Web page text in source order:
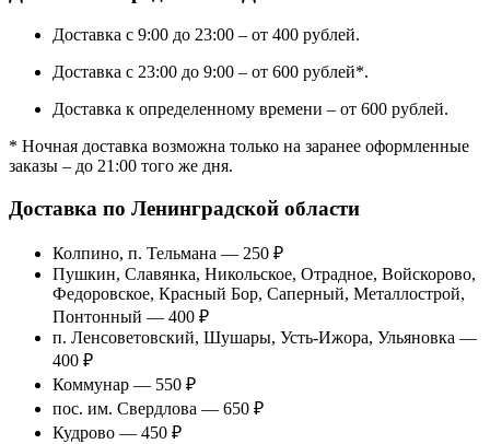
Доставка с 9:00 до 23:00 – от 400 рублей.
Доставка с 23:00 до 9:00 – от 600 рублей*.
Доставка к определенному времени – от 600 рублей.
* Ночная доставка возможна только на заранее оформленные
заказы – до 21:00 того же дня.
Доставка по Ленинградской области
Колпино, п. Тельмана — 250 ₽
Пушкин, Славянка, Никольское, Отрадное, Войскорово,
Федоровское, Красный Бор, Саперный, Металлострой,
Понтонный — 400 ₽
п. Ленсоветовский, Шушары, Усть-Ижора, Ульяновка —
400 ₽
Коммунар — 550 ₽
пос. им. Свердлова — 650 ₽
Кудрово — 450 ₽